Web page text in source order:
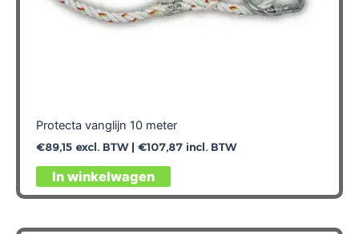
Protecta vanglijn 10 meter
€89,15excl. BTW | €107,87incl. BTW
In winkelwagen